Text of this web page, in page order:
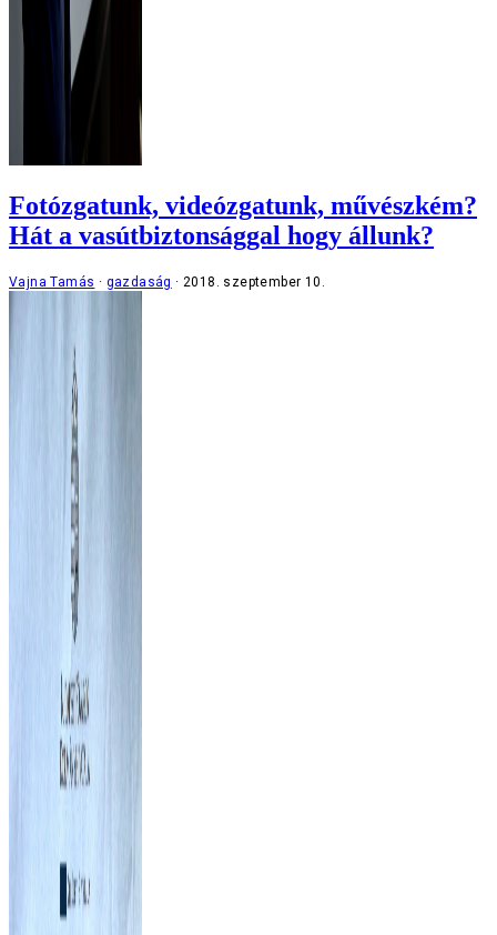
Fotózgatunk, videózgatunk, művészkém?
Hát a vasútbiztonsággal hogy állunk?
Vajna Tamás gazdaság 2018. szeptember 10.